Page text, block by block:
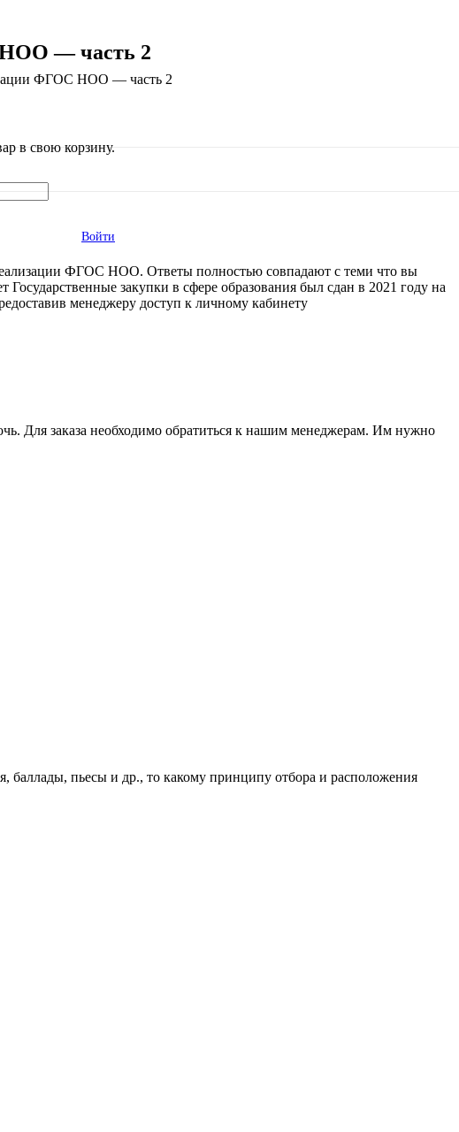
в свою корзину.
Войти
НОО — часть 2
ФГОС НОО — часть 2
ФГОС НОО. Ответы полностью совпадают с теми что вы
закупки в сфере образования был сдан в 2021 году на
менеджеру доступ к личному кабинету
Для заказа необходимо обратиться к нашим менеджерам. Им нужно
баллады, пьесы и др., то какому принципу отбора и расположения